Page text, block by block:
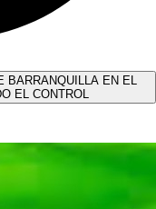
BARRANQUILLA EN EL
EL CONTROL